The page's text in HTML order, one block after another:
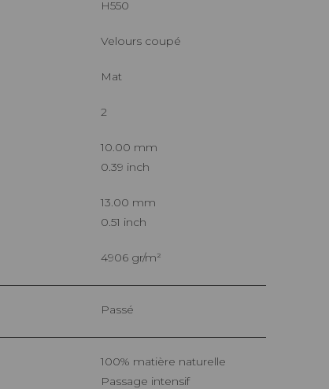
H550
Velours coupé
Mat
2
10.00 mm
0.39 inch
13.00 mm
0.51 inch
4906 gr/m²
Passé
100% matière naturelle
Passage intensif